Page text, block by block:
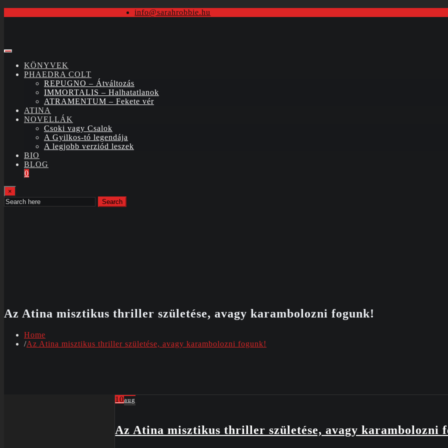
info@sarahrobbie.hu
KÖNYVEK
PHAEDRA COLT
REPUGNO – Átváltozás
IMMORTALIS – Halhatatlanok
ATRAMENTUM – Fekete vér
ATINA
NOVELLÁK
Csoki vagy Csalok
A Gyilkos-tó legendája
A legjobb verziód leszek
BIO
BLOG
0
×
Search
Az Atina misztikus thriller születése, avagy karambolozni fogunk!
Home
Az Atina misztikus thriller születése, avagy karambolozni fogunk!
10aug
Az Atina misztikus thriller születése, avagy karambolozni